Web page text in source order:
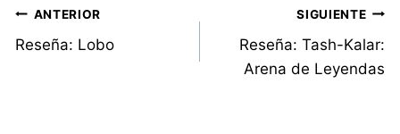
entrada:
Navegación
de
ANTERIOR
Reseña: Lobo
SIGUIENTE
Reseña: Tash-Kalar:
Arena de Leyendas